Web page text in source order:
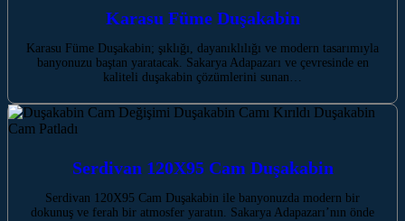
Karasu Füme Duşakabin
Karasu Füme Duşakabin; şıklığı, dayanıklılığı ve modern tasarımıyla
banyonuzu baştan yaratacak. Sakarya Adapazarı ve çevresinde en
kaliteli duşakabin çözümlerini sunan…
Serdivan 120X95 Cam Duşakabin
Serdivan 120X95 Cam Duşakabin ile banyonuzda modern bir
dokunuş ve ferah bir atmosfer yaratın. Sakarya Adapazarı’nın önde